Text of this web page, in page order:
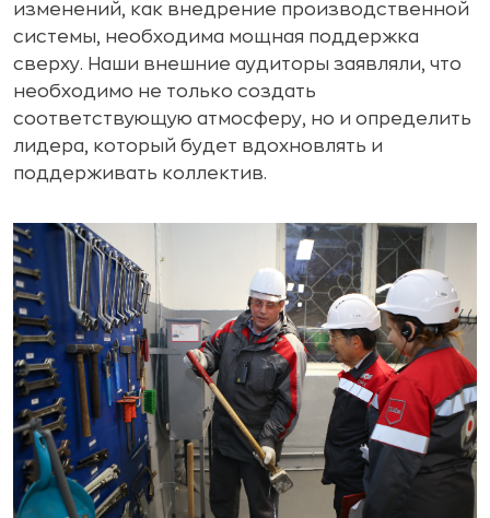
изменений, как внедрение производственной
системы, необходима мощная поддержка
сверху. Наши внешние аудиторы заявляли, что
необходимо не только создать
соответствующую атмосферу, но и определить
лидера, который будет вдохновлять и
поддерживать коллектив.